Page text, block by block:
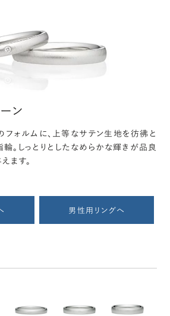
ン
ォルムに、上等なサテン生地を彷彿と
。しっとりとしたなめらかな輝きが品良
ます。
男性用リングへ